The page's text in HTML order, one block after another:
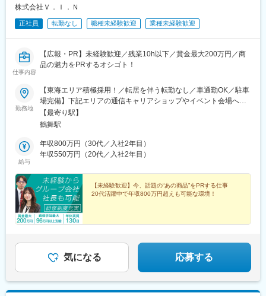
・店舗運営
・店舗スタッフの指導育成、採用
・くふうイエタテフェア、各種イベントの運営
・住宅会社との関係性構築 など
【やりがい・魅力】
・業種・業界未経験の方が、入社1年で新店舗立ち上げを任された
裁量をお持ちいただけます。
・まさに出店を加速させ始めたタイミングで、積極的にPDCAを
回しているため、様々な経験を積むことができます。
・「家を建てる」という、人生でも大きなイベントに携われま
・自社商材の営業ではないため、お客様のご要望に本当に合った
選択肢をご提案することができます。
【過去入社事例】
スポーツショップのエリアマネージャーや飲食チェーンのエリア
長など異業界出身者が活躍中！
今後も各地に出店を予定しているため、店舗立上げ初期からコア
メンバーとして携わることができ、「家を建てる」という人生で
変更の範囲：会社の定める業務
株式会社Ｖ．Ｉ．Ｎ
正社員 転勤なし 職種未経験歓迎 業種未経験歓迎
仕事内容
【広報・PR】未経験歓迎／残業10h以下／賞金最大200万円／商
品の魅力をPRするオシゴト！
勤務地
【東海エリア積極採用！／転居を伴う転勤なし／車通勤OK／駐車
場完備】下記エリアの通信キャリアショップやイベント会場へ配
属となります。ご希望エリアをお知らせください♪★募集エリア東
海エリア／愛知、三重、岐阜＜配属先について＞大手キャリア
量販店・ショッピングモールでのイベント会場に配属。案件にも
よりますが、1現場につき半年～1年ほどの期間となります。※受
代田5-11-33 ST PLAZA TSURUMAI本館2F※アクセス：「鶴舞
駅」徒歩4分
【最寄り駅】
鶴舞駅
給与
年収800万円（30代／入社2年目）
年収550万円（20代／入社2年目）
【未経験歓迎】今、話題の“あの商品”をPRする仕事
20代活躍中で年収800万円超えも可能な環境！
気になる 応募する